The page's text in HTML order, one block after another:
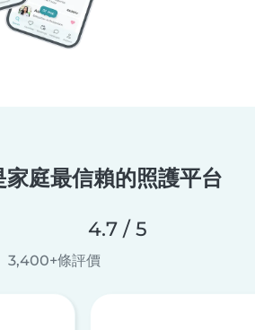
庭最信賴的照護平台
4.7 / 5
3,400+條評價